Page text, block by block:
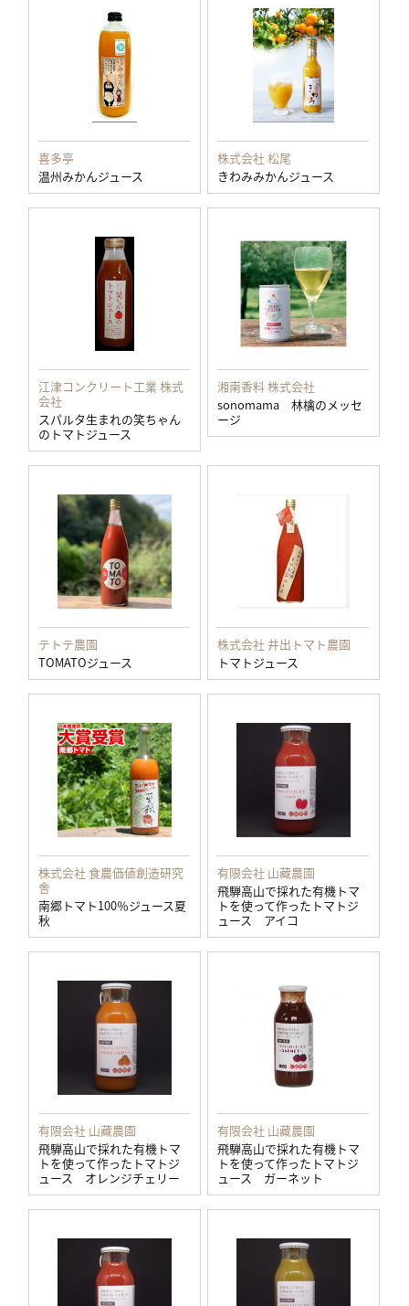
喜多亭
温州みかんジュース
株式会社 松尾
きわみみかんジュース
江津コンクリート工業 株式
会社
スパルタ生まれの笑ちゃん
のトマトジュース
湘南香料 株式会社
sonomama 林檎のメッセ
ージ
テトテ農園
TOMATOジュース
株式会社 井出トマト農園
トマトジュース
株式会社 食農価値創造研究
舎
南郷トマト100％ジュース夏
秋
有限会社 山藏農園
飛騨高山で採れた有機トマ
トを使って作ったトマトジ
ュース アイコ
有限会社 山藏農園
飛騨高山で採れた有機トマ
トを使って作ったトマトジ
ュース オレンジチェリー
有限会社 山藏農園
飛騨高山で採れた有機トマ
トを使って作ったトマトジ
ュース ガーネット